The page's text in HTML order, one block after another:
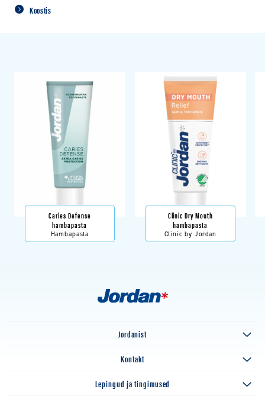
Koostis
Caries Defense
hambapasta
Hambapasta
Clinic Dry Mouth
hambapasta
Clinic by Jordan
Jordanist
Kontakt
Lepingud ja tingimused